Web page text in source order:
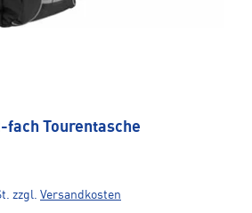
fach Tourentasche
zzgl. Versandkosten